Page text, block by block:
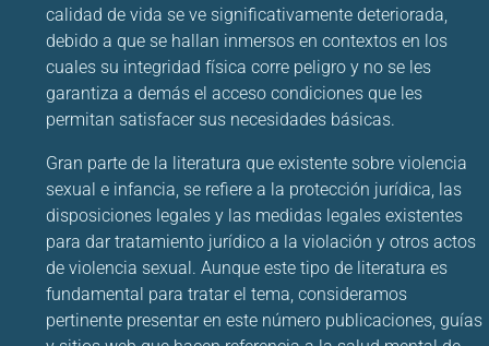
calidad de vida se ve significativamente deteriorada,
debido a que se hallan inmersos en contextos en los
cuales su integridad física corre peligro y no se les
garantiza a demás el acceso condiciones que les
permitan satisfacer sus necesidades básicas.
Gran parte de la literatura que existente sobre violencia
sexual e infancia, se refiere a la protección jurídica, las
disposiciones legales y las medidas legales existentes
para dar tratamiento jurídico a la violación y otros actos
de violencia sexual. Aunque este tipo de literatura es
fundamental para tratar el tema, consideramos
pertinente presentar en este número publicaciones, guías